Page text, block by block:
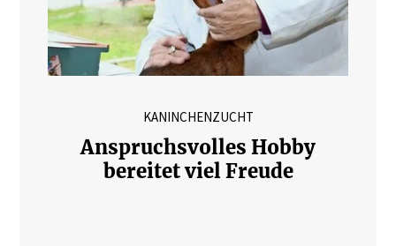
KANINCHENZUCHT
Anspruchsvolles Hobby
bereitet viel Freude